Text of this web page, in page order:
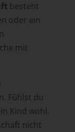
besteht
oder ein
mit
Fühlst du
Kind wohl.
nicht